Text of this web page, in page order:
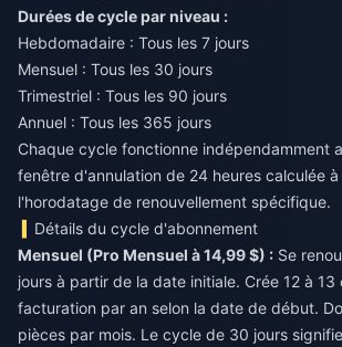
Durées de cycle par niveau :
Hebdomadaire : Tous les 7 jours
Mensuel : Tous les 30 jours
Trimestriel : Tous les 90 jours
Annuel : Tous les 365 jours
Chaque cycle fonctionne indépendamment
fenêtre d'annulation de 24 heures calculée
l'horodatage de renouvellement spécifique.
Détails du cycle d'abonnement
Mensuel (Pro Mensuel à 14,99 $) : Se
jours à partir de la date initiale. Crée 12 à 13
facturation par an selon la date de début.
pièces par mois. Le cycle de 30 jours